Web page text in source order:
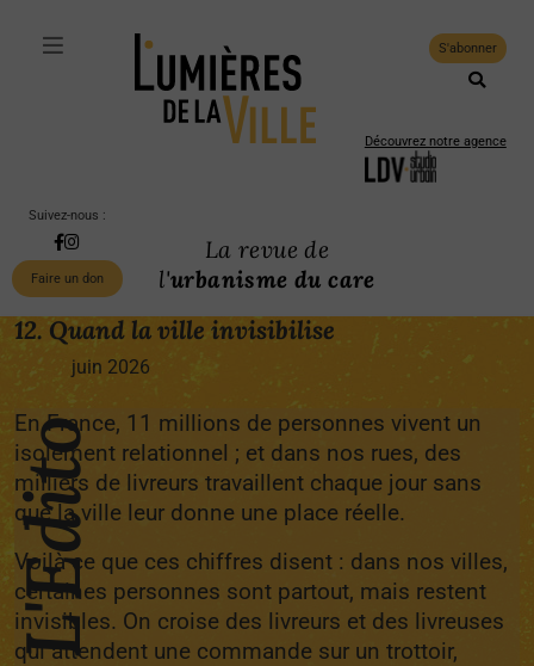
S'abonner
Découvrez notre agence
Suivez-nous :
Faire un don
La revue de
l'urbanisme du care
12. Quand la ville invisibilise
juin 2026
L'Edito
En France, 11 millions de personnes vivent un
isolement relationnel ; et dans nos rues, des
milliers de livreurs travaillent chaque jour sans
que la ville leur donne une place réelle.
Voilà ce que ces chiffres disent : dans nos villes,
certaines personnes sont partout, mais restent
invisibles. On croise des livreurs et des livreuses
qui attendent une commande sur un trottoir,